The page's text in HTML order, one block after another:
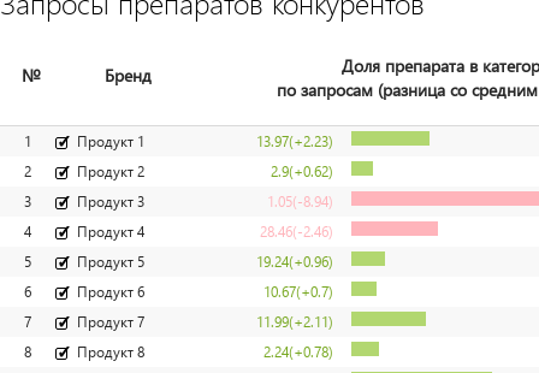
№ Бренд
Доля препарата в
по запросам (разница со
1 Продукт 1 13.97(+2.23)
2
Продукт 2 2.9(+0.62)
3
Продукт 3 1.05(-8.94)
4
Продукт 4 28.46(-2.46)
5
Продукт 5 19.24(+0.96)
6
Продукт 6 10.67(+0.7)
7
Продукт 7 11.99(+2.11)
8
Продукт 8 2.24(+0.78)